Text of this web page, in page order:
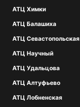
АТЦ Химки
АТЦ Балашиха
АТЦ Севастопольская
АТЦ Научный
АТЦ Удальцова
АТЦ Алтуфьево
АТЦ Лобненская